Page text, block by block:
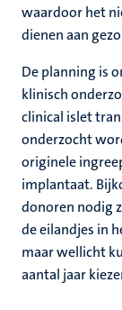
waardoor het
dienen aan
De planning is
klinisch
clinical islet
onderzocht
originele
implantaat.
donoren nodig
de eilandjes in
maar wellicht
aantal jaar